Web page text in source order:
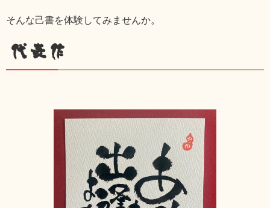
そんな己書を体験してみませんか。
代表作